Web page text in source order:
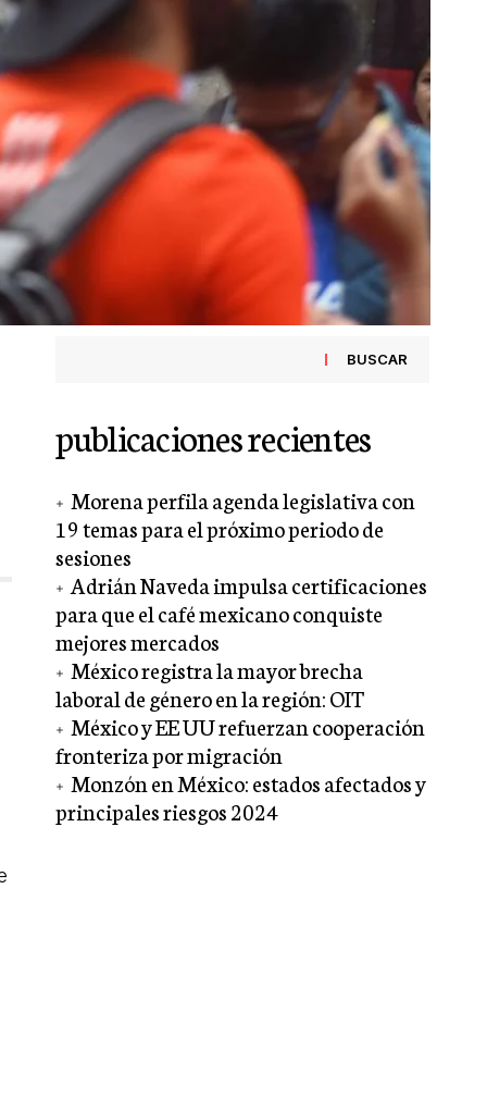
BUSCAR
publicaciones recientes
Morena perfila agenda legislativa con
19 temas para el próximo periodo de
sesiones
Adrián Naveda impulsa certificaciones
para que el café mexicano conquiste
mejores mercados
México registra la mayor brecha
laboral de género en la región: OIT
México y EE UU refuerzan cooperación
fronteriza por migración
Monzón en México: estados afectados y
principales riesgos 2024